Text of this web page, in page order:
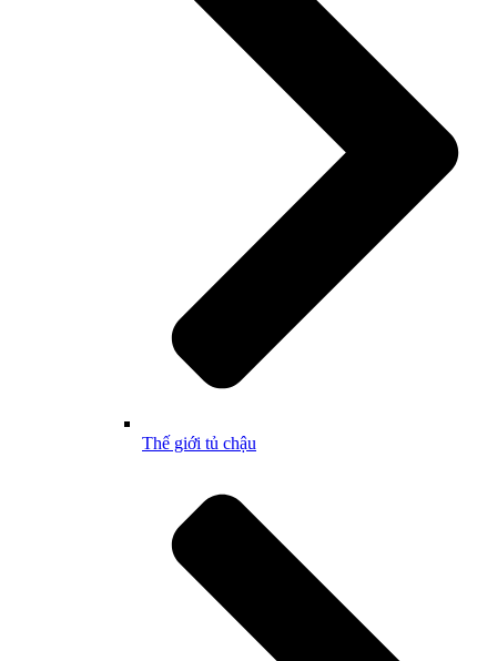
Thế giới tủ chậu